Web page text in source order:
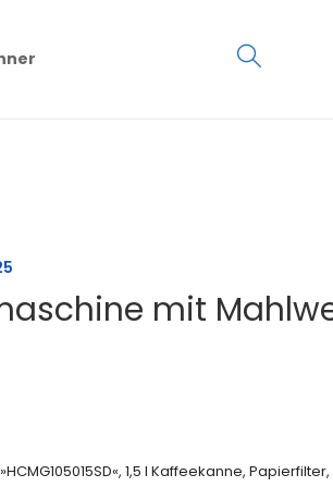
mit
1,5 l Kaffeekanne, Papierfilter,